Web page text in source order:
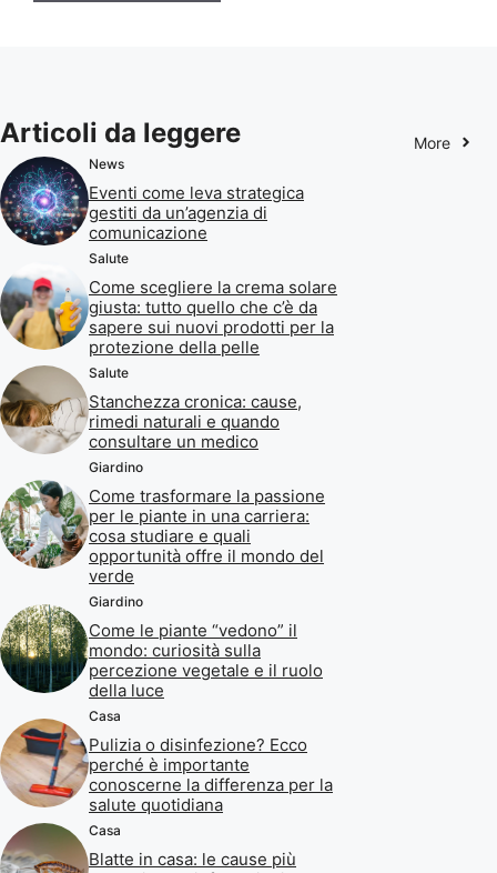
Articoli da leggere More
News
Eventi come leva strategica
gestiti da un’agenzia di
comunicazione
Salute
Come scegliere la crema solare
giusta: tutto quello che c’è da
sapere sui nuovi prodotti per la
protezione della pelle
Salute
Stanchezza cronica: cause,
rimedi naturali e quando
consultare un medico
Giardino
Come trasformare la passione
per le piante in una carriera:
cosa studiare e quali
opportunità offre il mondo del
verde
Giardino
Come le piante “vedono” il
mondo: curiosità sulla
percezione vegetale e il ruolo
della luce
Casa
Pulizia o disinfezione? Ecco
perché è importante
conoscerne la differenza per la
salute quotidiana
Casa
Blatte in casa: le cause più